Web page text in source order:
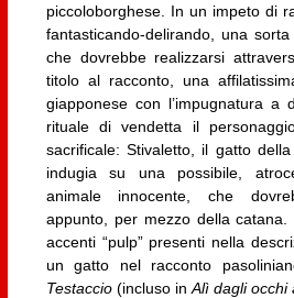
piccoloborghese. In un impeto di
fantasticando-delirando, una sorta
che dovrebbe realizzarsi
titolo al racconto, una
giapponese con l’impugnatura a
rituale di vendetta il
sacrificale: Stivaletto, il gatto
indugia su una possibile,
animale innocente, che
appunto, per mezzo della
accenti “pulp” presenti nella
un gatto nel racconto
Testaccio(incluso in Alì dagli occhi